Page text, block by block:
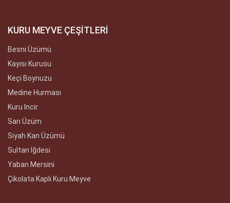
KURU MEYVE ÇEŞİTLERİ
Besni Üzümü
Kayısı Kurusu
Keçi Boynuzu
Medine Hurması
Kuru Incir
Sarı Üzüm
Siyah Kan Üzümü
Sultan Iğdesi
Yaban Mersini
Çikolata Kaplı Kuru Meyve